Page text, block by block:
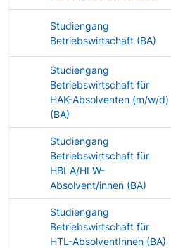
Studiengang
Betriebswirtschaft (BA)
Studiengang
Betriebswirtschaft für
HAK-Absolventen (m/w/d)
(BA)
Studiengang
Betriebswirtschaft für
HBLA/HLW-
Absolvent/innen (BA)
Studiengang
Betriebswirtschaft für
HTL-AbsolventInnen (BA)